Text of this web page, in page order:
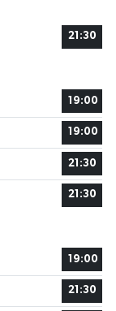
21:30
19:00
19:00
21:30
21:30
19:00
21:30